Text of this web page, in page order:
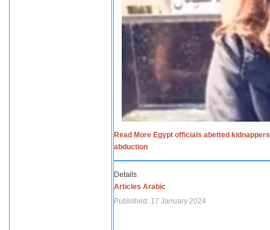
Read More Egypt officials abetted
abduction
Details
Articles Arabic
Published: 17 January 2024